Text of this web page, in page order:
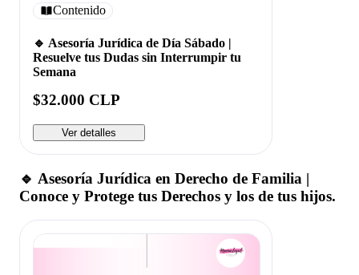
Contenido
🔹 Asesoría Jurídica de Día Sábado |
Resuelve tus Dudas sin Interrumpir tu
Semana
$32.000 CLP
Ver detalles
🔹 Asesoría Jurídica en Derecho de Familia |
Conoce y Protege tus Derechos y los de tus hijos.